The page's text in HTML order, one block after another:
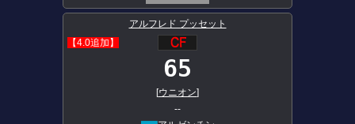
アルフレド プッセット
【4.0追加】
65
[ウニオン]
--